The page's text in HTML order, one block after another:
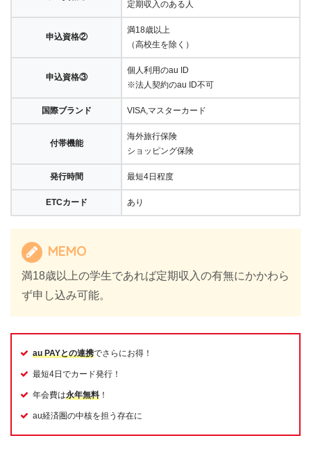
定期収入のある人
申込資格②
満18歳以上
（高校生を除く）
申込資格③
個人利用のau ID
※法人契約のau ID不可
国際ブランド VISA,マスターカード
付帯機能
海外旅行保険
ショッピング保険
発行時間 最短4日程度
ETCカード あり
MEMO
満18歳以上の学生であれば定期収入の有無にかかわら
ず申し込み可能。
au PAYとの連携でさらにお得！
最短4日でカード発行！
年会費は永年無料 ！
au経済圏の中核を担う存在に